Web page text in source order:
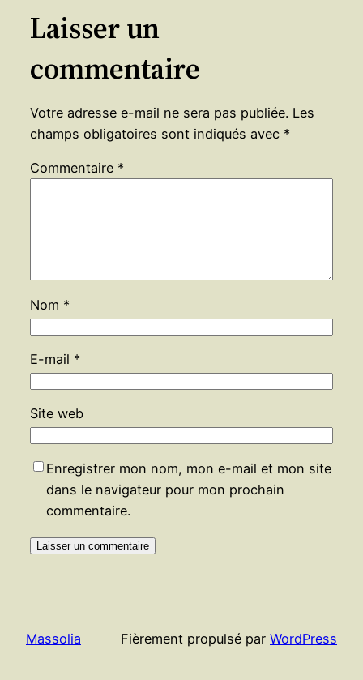
Laisser un
commentaire
Votre adresse e-mail ne sera pas publiée. Les
champs obligatoires sont indiqués avec *
Commentaire *
Nom *
E-mail *
Site web
Enregistrer mon nom, mon e-mail et mon site
dans le navigateur pour mon prochain
commentaire.
Massolia Fièrement propulsé par WordPress